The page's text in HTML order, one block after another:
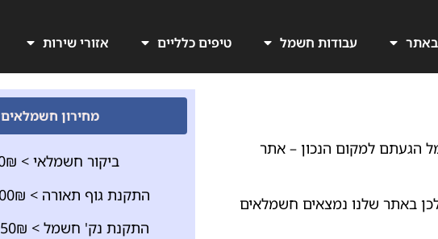
באתר עבודות חשמל טיפים כלליים אזורי שירות
הגעתם למקום הנכון – אתר
באתר שלנו נמצאים חשמלאים
מחירון חשמלאים
ביקור חשמלאי > 250₪
התקנת גוף תאורה > 100₪-150₪
התקנת נק' חשמל > 350₪-450₪